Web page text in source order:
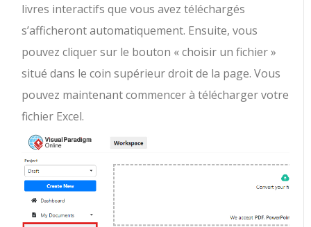
livres interactifs que vous avez téléchargés
s’afficheront automatiquement. Ensuite, vous
pouvez cliquer sur le bouton « choisir un fichier »
situé dans le coin supérieur droit de la page. Vous
pouvez maintenant commencer à télécharger votre
fichier Excel.